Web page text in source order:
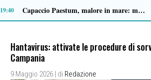
Accadde oggi, 9 agosto: dalla tragedia di Nagasaki alle dimissioni di Nixon 09:05
Hantavirus: attivate le procedure di
Campania
9 Maggio 2026 | di Redazione